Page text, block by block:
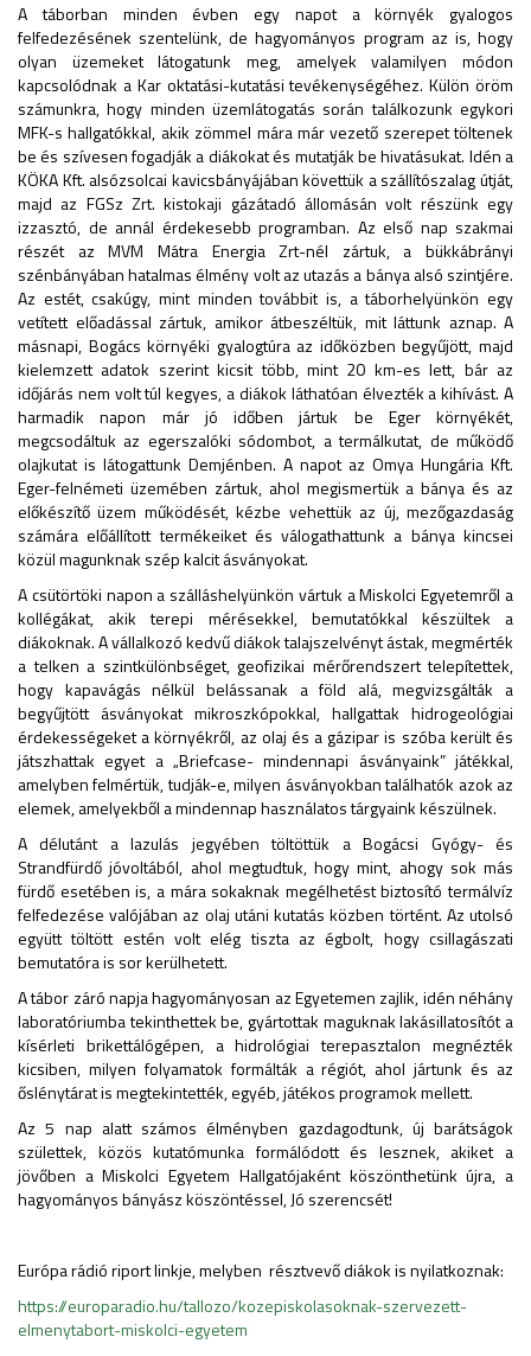
A táborban minden évben egy napot a környék gyalogos
felfedezésének szentelünk, de hagyományos program az is, hogy
olyan üzemeket látogatunk meg, amelyek valamilyen módon
kapcsolódnak a Kar oktatási-kutatási tevékenységéhez. Külön öröm
számunkra, hogy minden üzemlátogatás során találkozunk egykori
MFK-s hallgatókkal, akik zömmel mára már vezető szerepet töltenek
be és szívesen fogadják a diákokat és mutatják be hivatásukat. Idén a
KÖKA Kft. alsózsolcai kavicsbányájában követtük a szállítószalag útját,
majd az FGSz Zrt. kistokaji gázátadó állomásán volt részünk egy
izzasztó, de annál érdekesebb programban. Az első nap szakmai
részét az MVM Mátra Energia Zrt-nél zártuk, a bükkábrányi
szénbányában hatalmas élmény volt az utazás a bánya alsó szintjére.
Az estét, csakúgy, mint minden továbbit is, a táborhelyünkön egy
vetített előadással zártuk, amikor átbeszéltük, mit láttunk aznap. A
másnapi, Bogács környéki gyalogtúra az időközben begyűjött, majd
kielemzett adatok szerint kicsit több, mint 20 km-es lett, bár az
időjárás nem volt túl kegyes, a diákok láthatóan élvezték a kihívást. A
harmadik napon már jó időben jártuk be Eger környékét,
megcsodáltuk az egerszalóki sódombot, a termálkutat, de működő
olajkutat is látogattunk Demjénben. A napot az Omya Hungária Kft.
Eger-felnémeti üzemében zártuk, ahol megismertük a bánya és az
előkészítő üzem működését, kézbe vehettük az új, mezőgazdaság
számára előállított termékeiket és válogathattunk a bánya kincsei
közül magunknak szép kalcit ásványokat.
A csütörtöki napon a szálláshelyünkön vártuk a Miskolci Egyetemről a
kollégákat, akik terepi mérésekkel, bemutatókkal készültek a
diákoknak. A vállalkozó kedvű diákok talajszelvényt ástak, megmérték
a telken a szintkülönbséget, geofizikai mérőrendszert telepítettek,
hogy kapavágás nélkül belássanak a föld alá, megvizsgálták a
begyűjtött ásványokat mikroszkópokkal, hallgattak hidrogeológiai
érdekességeket a környékről, az olaj és a gázipar is szóba került és
játszhattak egyet a „Briefcase- mindennapi ásványaink” játékkal,
amelyben felmértük, tudják-e, milyen ásványokban találhatók azok az
elemek, amelyekből a mindennap használatos tárgyaink készülnek.
A délutánt a lazulás jegyében töltöttük a Bogácsi Gyógy- és
Strandfürdő jóvoltából, ahol megtudtuk, hogy mint, ahogy sok más
fürdő esetében is, a mára sokaknak megélhetést biztosító termálvíz
felfedezése valójában az olaj utáni kutatás közben történt. Az utolsó
együtt töltött estén volt elég tiszta az égbolt, hogy csillagászati
bemutatóra is sor kerülhetett.
A tábor záró napja hagyományosan az Egyetemen zajlik, idén néhány
laboratóriumba tekinthettek be, gyártottak maguknak lakásillatosítót a
kísérleti brikettálógépen, a hidrológiai terepasztalon megnézték
kicsiben, milyen folyamatok formálták a régiót, ahol jártunk és az
őslénytárat is megtekintették, egyéb, játékos programok mellett.
Az 5 nap alatt számos élményben gazdagodtunk, új barátságok
születtek, közös kutatómunka formálódott és lesznek, akiket a
jövőben a Miskolci Egyetem Hallgatójaként köszönthetünk újra, a
hagyományos bányász köszöntéssel, Jó szerencsét!
Európa rádió riport linkje, melyben résztvevő diákok is nyilatkoznak:
https://europaradio.hu/tallozo/kozepiskolasoknak-szervezett-
elmenytabort-miskolci-egyetem